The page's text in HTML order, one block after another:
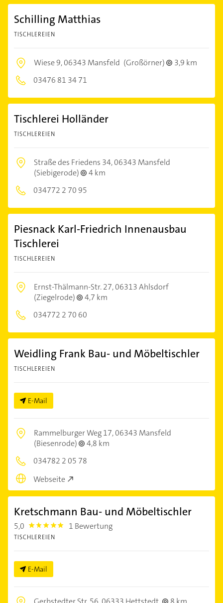
Schilling Matthias
TISCHLEREIEN
Wiese 9,06343 Mansfeld (Großörner)
3,9 km
03476 81 34 71
Tischlerei Holländer
TISCHLEREIEN
Straße des Friedens 34,06343 Mansfeld
(Siebigerode)
4 km
034772 2 70 95
Piesnack Karl-Friedrich Innenausbau
Tischlerei
TISCHLEREIEN
Ernst-Thälmann-Str. 27,06313 Ahlsdorf
(Ziegelrode)
4,7 km
034772 2 70 60
Weidling Frank Bau- und Möbeltischler
TISCHLEREIEN
E-Mail
Rammelburger Weg 17,06343 Mansfeld
(Biesenrode)
4,8 km
034782 2 05 78
Webseite
Kretschmann Bau- und Möbeltischler
5,0 5.0 1 Bewertung
TISCHLEREIEN
E-Mail